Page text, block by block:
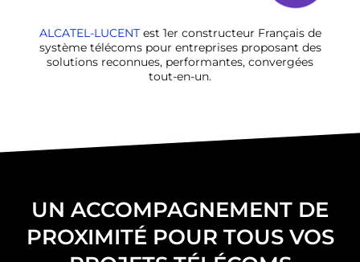
ALCATEL-LUCENTest 1er constructeur Français de
système télécoms pour entreprises proposant des
solutions reconnues, performantes, convergées
tout-en-un.
UN ACCOMPAGNEMENT DE
PROXIMITÉ POUR TOUS VOS